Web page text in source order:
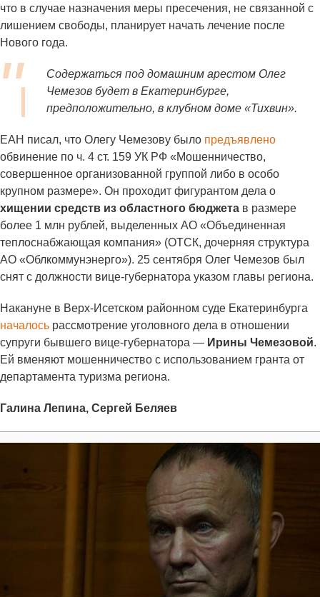
что в случае назначения меры пресечения, не связанной с
лишением свободы, планирует начать лечение после
Нового года.
Содержаться под домашним арестом Олег
Чемезов будет в Екатеринбурге,
предположительно, в клубном доме «Тихвин».
ЕАН писал, что Олегу Чемезову было предъявлено
обвинение по ч. 4 ст. 159 УК РФ «Мошенничество,
совершенное организованной группой либо в особо
крупном размере». Он проходит фигурантом дела о
хищении средств из областного бюджета в размере
более 1 млн рублей, выделенных АО «Объединенная
теплоснабжающая компания» (ОТСК, дочерняя структура
АО «Облкоммунэнерго»). 25 сентября Олег Чемезов был
снят с должности вице-губернатора указом главы региона.
Накануне в Верх-Исетском районном суде Екатеринбурга
началось рассмотрение уголовного дела в отношении
супруги бывшего вице-губернатора — Ирины Чемезовой.
Ей вменяют мошенничество с использованием гранта от
департамента туризма региона.
Галина Лепина, Сергей Беляев